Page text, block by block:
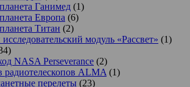
Ганимед (1)
Европа (6)
Титан (2)
модуль «Рассвет» (1)
NASA Perseverance (2)
радиотелескопов ALMA (1)
перелеты (23)